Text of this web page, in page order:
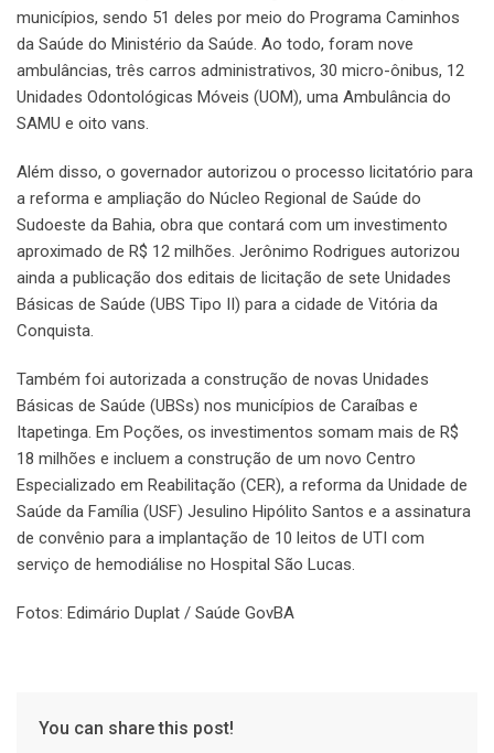
municípios, sendo 51 deles por meio do Programa Caminhos
da Saúde do Ministério da Saúde. Ao todo, foram nove
ambulâncias, três carros administrativos, 30 micro-ônibus, 12
Unidades Odontológicas Móveis (UOM), uma Ambulância do
SAMU e oito vans.
Além disso, o governador autorizou o processo licitatório para
a reforma e ampliação do Núcleo Regional de Saúde do
Sudoeste da Bahia, obra que contará com um investimento
aproximado de R$ 12 milhões. Jerônimo Rodrigues autorizou
ainda a publicação dos editais de licitação de sete Unidades
Básicas de Saúde (UBS Tipo II) para a cidade de Vitória da
Conquista.
Também foi autorizada a construção de novas Unidades
Básicas de Saúde (UBSs) nos municípios de Caraíbas e
Itapetinga. Em Poções, os investimentos somam mais de R$
18 milhões e incluem a construção de um novo Centro
Especializado em Reabilitação (CER), a reforma da Unidade de
Saúde da Família (USF) Jesulino Hipólito Santos e a assinatura
de convênio para a implantação de 10 leitos de UTI com
serviço de hemodiálise no Hospital São Lucas.
Fotos: Edimário Duplat / Saúde GovBA
You can share this post!